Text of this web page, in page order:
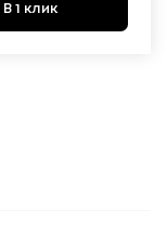
В 1 клик